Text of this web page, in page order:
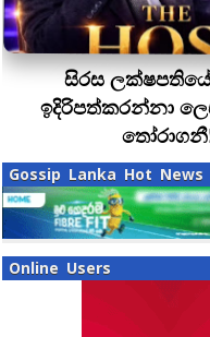
සිරස
ඉදිරිපත්කරන්නා
Gossip Lanka Hot News
Online Users